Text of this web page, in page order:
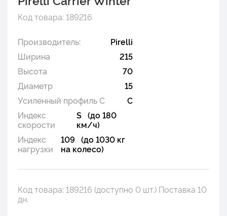
Код товара: 189216
Производитель:
Pirelli
Ширина
215
Высота
70
Диаметр
15
Усиленный профиль C
C
Индекс
скорости
S (до 180
км/ч)
Индекс
нагрузки
109 (до 1030 кг
на колесо)
Код товара: 189216 (доступно 0 шт.) Поставка 10
дн.